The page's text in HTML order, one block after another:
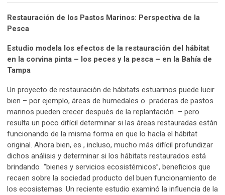
Restauración de los Pastos Marinos: Perspectiva de la
Pesca
Estudio modela los efectos de la restauración del hábitat
en la corvina pinta – los peces y la pesca – en la Bahía de
Tampa
Un proyecto de restauración de hábitats estuarinos puede lucir
bien – por ejemplo, áreas de humedales o praderas de pastos
marinos pueden crecer después de la replantación – pero
resulta un poco difícil determinar si las áreas restauradas están
funcionando de la misma forma en que lo hacía el hábitat
original. Ahora bien, es , incluso, mucho más difícil profundizar
dichos análisis y determinar si los hábitats restaurados está
brindando “bienes y servicios ecosistémicos”, beneficios que
recaen sobre la sociedad producto del buen funcionamiento de
los ecosistemas. Un reciente estudio examinó la influencia de la